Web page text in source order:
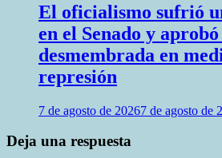
El oficialismo sufrió
en el Senado y
desmembrada en
represión
7 de agosto de 20267 de agosto de
Deja una respuesta